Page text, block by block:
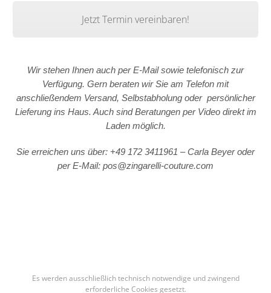
Jetzt Termin vereinbaren!
Wir stehen Ihnen auch per E-Mail sowie telefonisch zur
Verfügung. Gern beraten wir Sie am Telefon mit
anschließendem Versand, Selbstabholung oder persönlicher
Lieferung ins Haus. Auch sind Beratungen per Video direkt im
Laden möglich.
Sie erreichen uns über: +49 172 3411961 – Carla Beyer oder
per E-Mail: pos@zingarelli-couture.com
Es werden ausschließlich technisch notwendige und zwingend
erforderliche Cookies gesetzt.